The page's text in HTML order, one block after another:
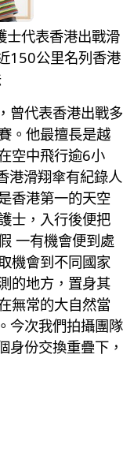
代表香港出戰滑
150公里名列香港
曾代表香港出戰多
。他最擅長是越
空中飛行逾6小
港滑翔傘有紀錄人
香港第一的天空
士，入行後便把
一有機會便到處
機會到不同國家
的地方，置身其
無常的大自然當
今次我們拍攝團隊
份交換重疊下，